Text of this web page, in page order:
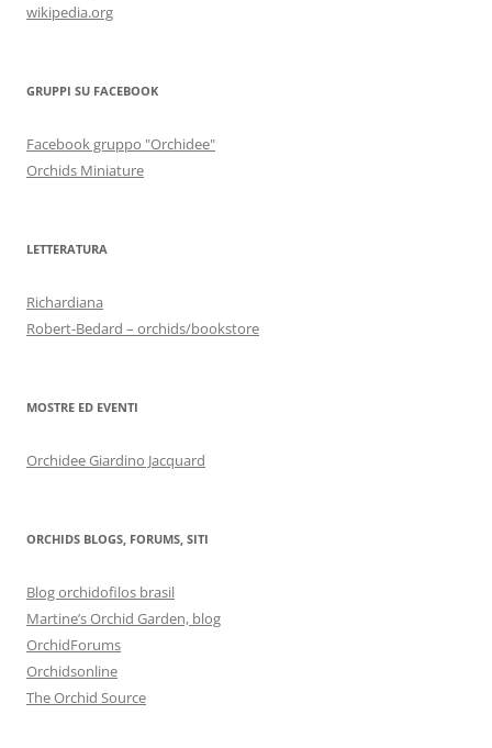
wikipedia.org
GRUPPI SU FACEBOOK
Facebook gruppo "Orchidee"
Orchids Miniature
LETTERATURA
Richardiana
Robert-Bedard – orchids/bookstore
MOSTRE ED EVENTI
Orchidee Giardino Jacquard
ORCHIDS BLOGS, FORUMS, SITI
Blog orchidofilos brasil
Martine’s Orchid Garden, blog
OrchidForums
Orchidsonline
The Orchid Source